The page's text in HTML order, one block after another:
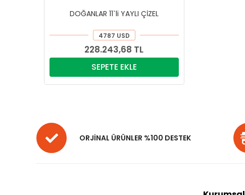
DOĞANLAR 11`li YAYLI ÇİZEL
4787 USD
228.243,68 TL
SEPETE EKLE
ORJİNAL ÜRÜNLER %100 DESTEK